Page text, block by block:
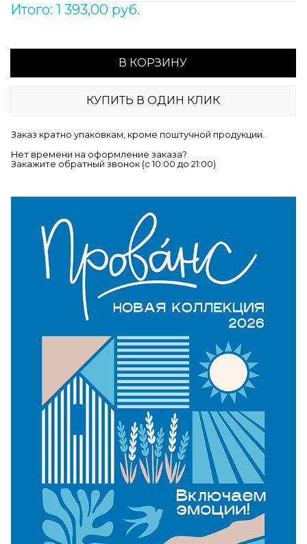
Итого: 1 393,00 руб.
В КОРЗИНУ
КУПИТЬ В ОДИН КЛИК
Заказ кратно упаковкам, кроме поштучной продукции.
Нет времени на оформление заказа?
Закажите обратный звонок (c 10:00 до 21:00)